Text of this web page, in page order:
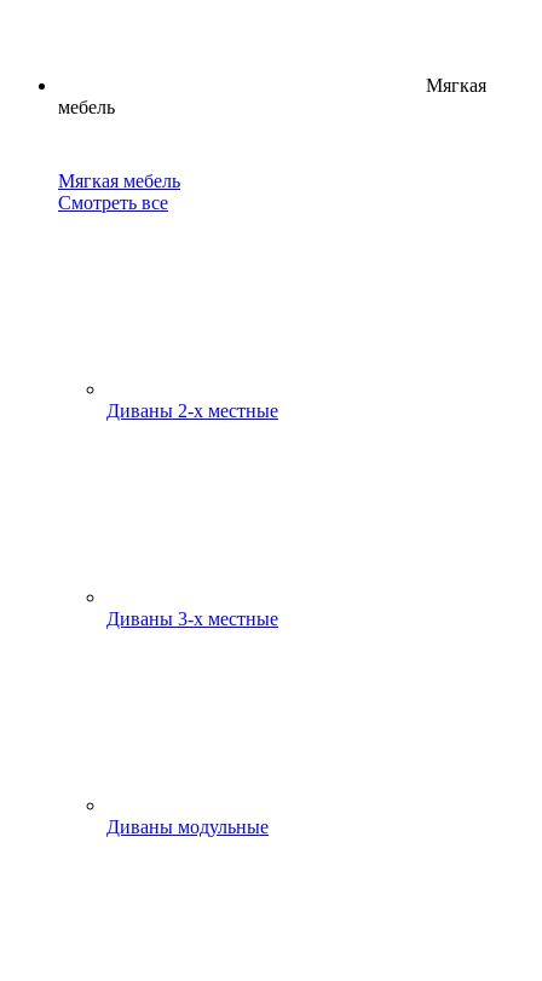
Мягкая
мебель
Мягкая мебель
Смотреть все
Диваны 2-х местные
Диваны 3-х местные
Диваны модульные